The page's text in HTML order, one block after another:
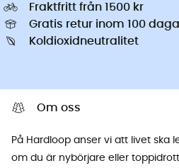
Fraktfritt från 1500 kr
Gratis retur inom 100
Koldioxidneutralitet
Om oss
På Hardloop anser vi att livet ska
om du är nybörjare eller